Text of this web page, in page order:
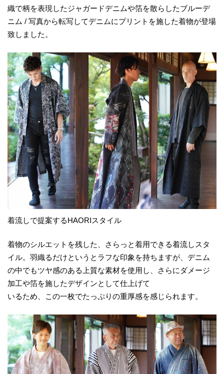
織で柄を表現したジャガードデニムや箔を散らしたブルーデ
ニム / 写真から転写してデニムにプリントを施した着物が登場
致しました。
着流しで提案するHAORIスタイル
着物のシルエットを残した、さらっと着用できる着流しスタ
イル。羽織るだけというとラフな印象を持ちますが、デニム
の中でもツヤ感のある上質な素材を使用し、さらにダメージ
加工や箔を施したデザインとして仕上げて
いるため、この一枚でたっぷりの重厚感を感じられます。